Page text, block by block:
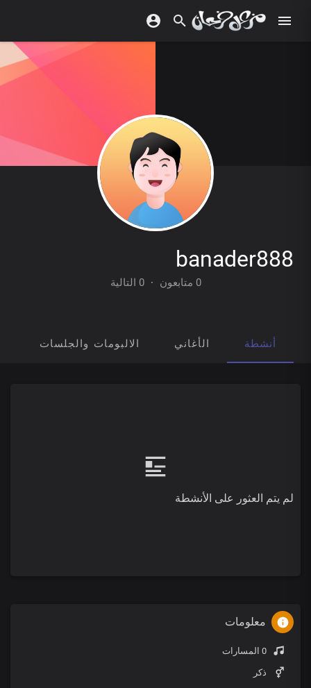
banader888
0 متابعون · 0 التالية
أنشطة الأغاني الالبومات والجلسات
لم يتم العثور على الأنشطة
معلومات
ذكر